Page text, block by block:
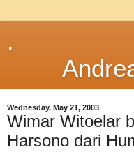
.
Wednesday, May 21, 2003
Wimar Witoelar
Harsono dari